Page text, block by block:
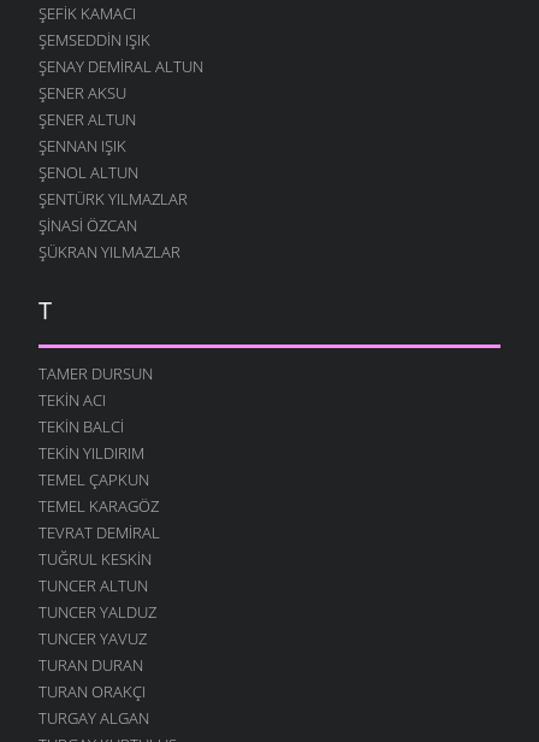
ŞEFIK KAMACI
ŞEMSEDDIN IŞIK
ŞENAY DEMIRAL ALTUN
ŞENER AKSU
ŞENER ALTUN
ŞENNAN IŞIK
ŞENOL ALTUN
ŞENTÜRK YILMAZLAR
ŞINASI ÖZCAN
ŞÜKRAN YILMAZLAR
T
TAMER DURSUN
TEKIN ACI
TEKIN BALCI
TEKIN YILDIRIM
TEMEL ÇAPKUN
TEMEL KARAGÖZ
TEVRAT DEMIRAL
TUĞRUL KESKIN
TUNCER ALTUN
TUNCER YALDUZ
TUNCER YAVUZ
TURAN DURAN
TURAN ORAKÇI
TURGAY ALGAN